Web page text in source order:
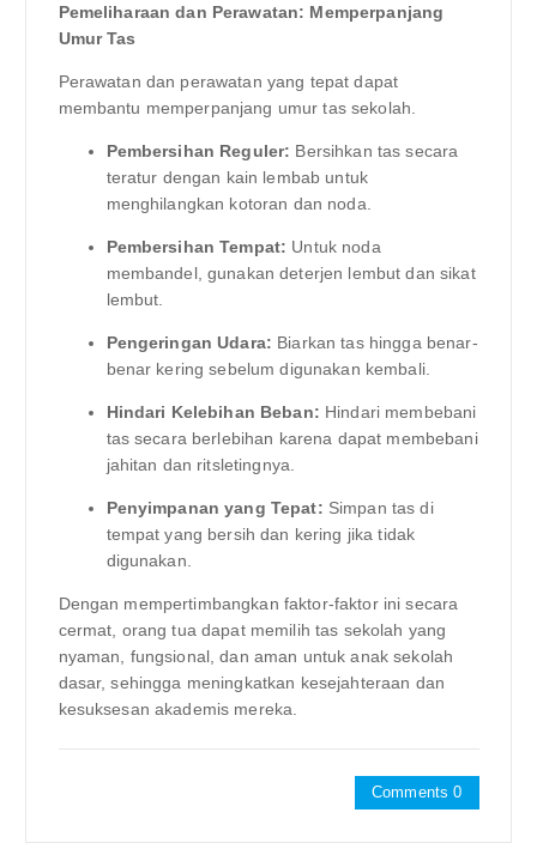
Pemeliharaan dan Perawatan: Memperpanjang
Umur Tas
Perawatan dan perawatan yang tepat dapat
membantu memperpanjang umur tas sekolah.
Pembersihan Reguler: Bersihkan tas secara
teratur dengan kain lembab untuk
menghilangkan kotoran dan noda.
Pembersihan Tempat: Untuk noda
membandel, gunakan deterjen lembut dan sikat
lembut.
Pengeringan Udara: Biarkan tas hingga benar-
benar kering sebelum digunakan kembali.
Hindari Kelebihan Beban: Hindari membebani
tas secara berlebihan karena dapat membebani
jahitan dan ritsletingnya.
Penyimpanan yang Tepat: Simpan tas di
tempat yang bersih dan kering jika tidak
digunakan.
Dengan mempertimbangkan faktor-faktor ini secara
cermat, orang tua dapat memilih tas sekolah yang
nyaman, fungsional, dan aman untuk anak sekolah
dasar, sehingga meningkatkan kesejahteraan dan
kesuksesan akademis mereka.
Comments 0